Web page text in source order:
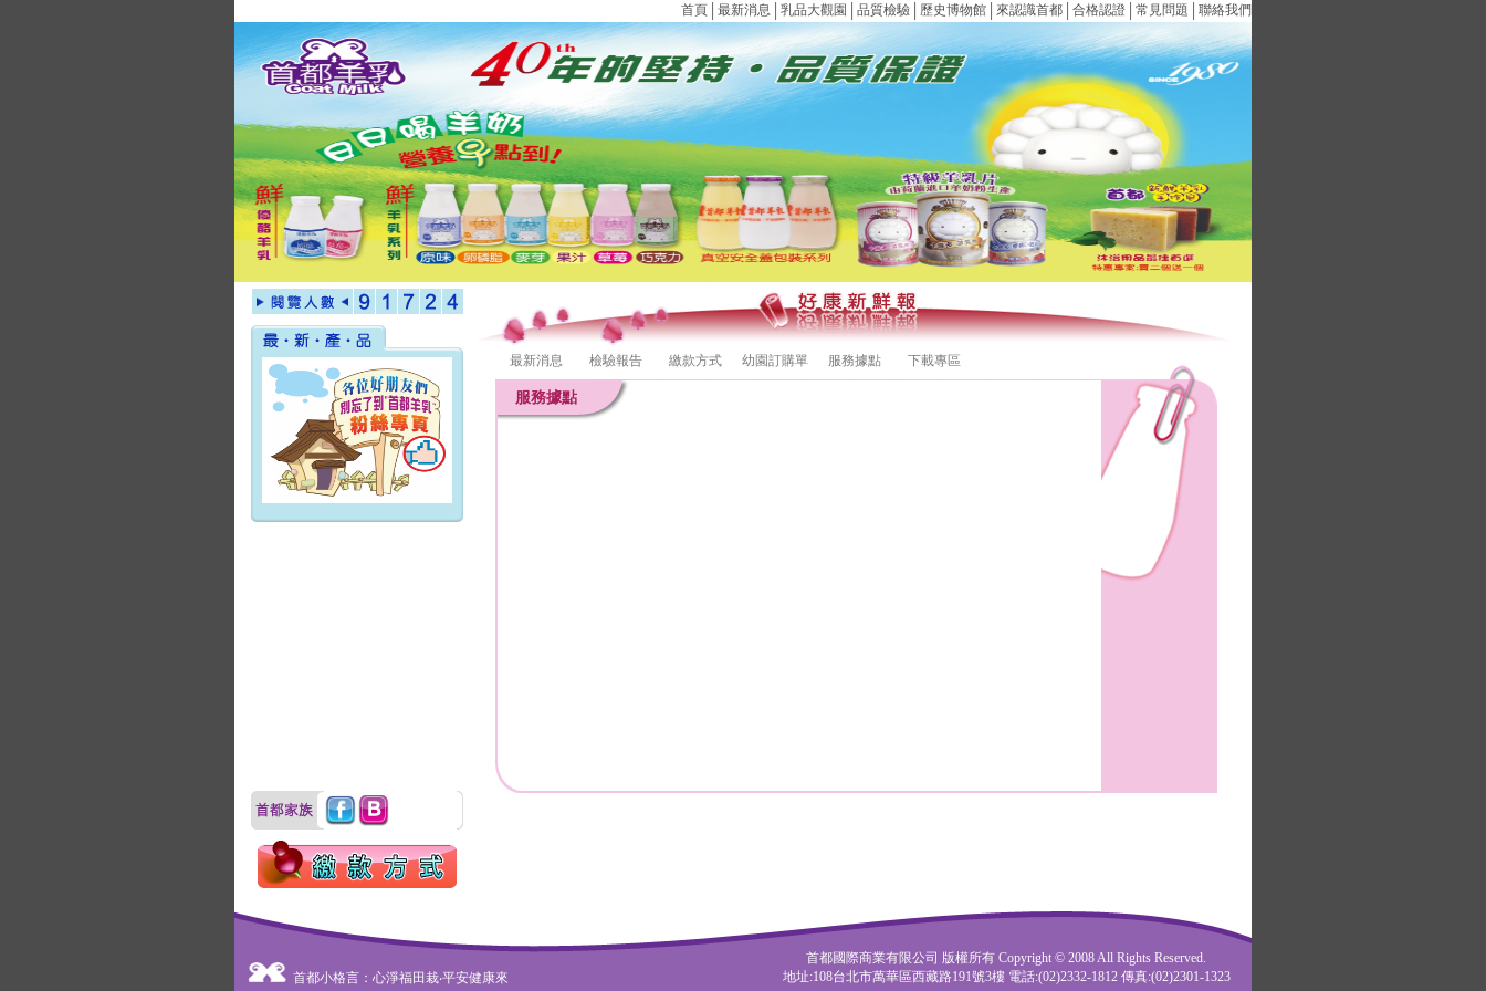
首頁 最新消息 乳品大觀園 品質檢驗 歷史博物館 來認識首都 合格認證 常見問題 聯絡我們
最新消息 檢驗報告 繳款方式 幼園訂購單 服務據點 下載專區
服務據點
首都小格言：心淨福田栽‧平安健康來
首都國際商業有限公司 版權所有 Copyright © 2008 All Rights Reserved.
地址:108台北市萬華區西藏路191號3樓 電話:(02)2332-1812 傳真:(02)2301-1323